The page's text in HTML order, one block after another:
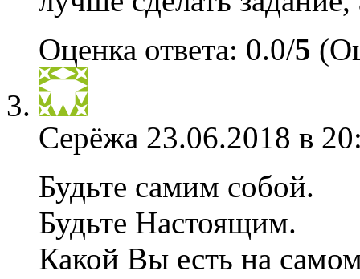
Оценка ответа: 0.0/5
Серёжа 23.06.2018 в
Будьте самим собой.
Будьте Настоящим.
Какой Вы есть на